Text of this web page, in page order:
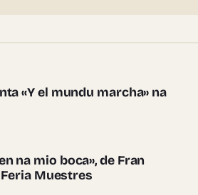
pieces
«Y el mundu marcha» na
na mio boca», de Fran
Muestres